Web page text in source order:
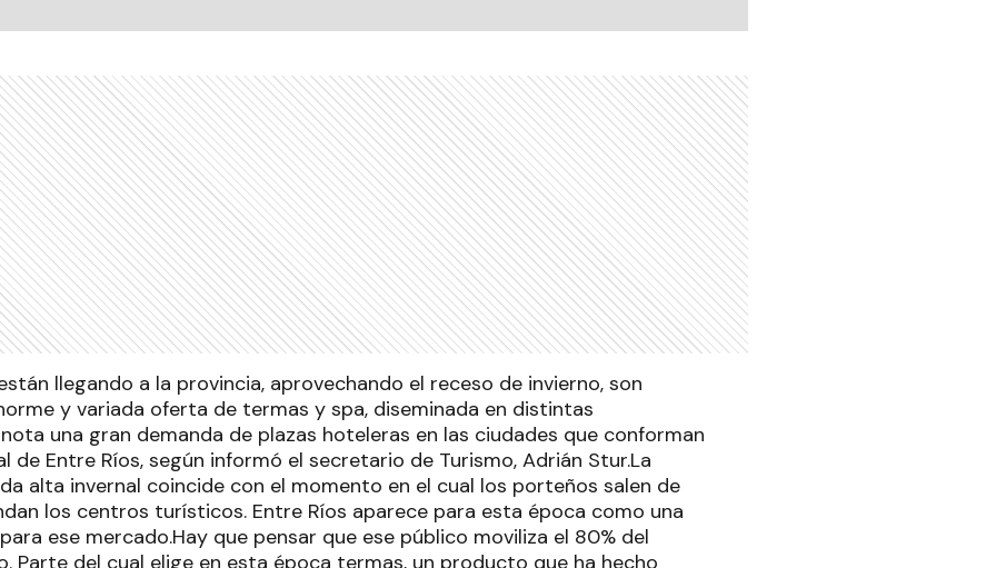
llegando a la provincia, aprovechando el receso de invierno, son
y variada oferta de termas y spa, diseminada en distintas
una gran demanda de plazas hoteleras en las ciudades que conforman
de Entre Ríos, según informó el secretario de Turismo, Adrián Stur.La
alta invernal coincide con el momento en el cual los porteños salen de
los centros turísticos. Entre Ríos aparece para esta época como una
ese mercado.Hay que pensar que ese público moviliza el 80% del
Parte del cual elige en esta época termas, un producto que ha hecho